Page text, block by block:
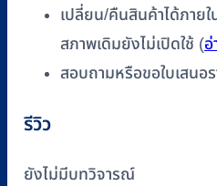
เปลี่ยน/คืนสินค้าได้ภาย
สภาพเดิมยังไม่เปิดใช้ (อ่
สอบถามหรือขอใบเสนอ
รีวิว
ยังไม่มีบทวิจารณ์